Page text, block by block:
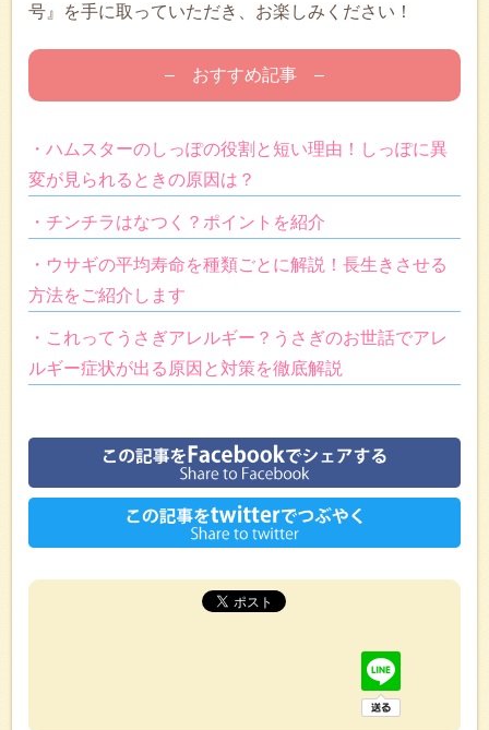
号』を手に取っていただき、お楽しみください！
– おすすめ記事 –
・ハムスターのしっぽの役割と短い理由！しっぽに異
変が見られるときの原因は？
・チンチラはなつく？ポイントを紹介
・ウサギの平均寿命を種類ごとに解説！長生きさせる
方法をご紹介します
・これってうさぎアレルギー？うさぎのお世話でアレ
ルギー症状が出る原因と対策を徹底解説